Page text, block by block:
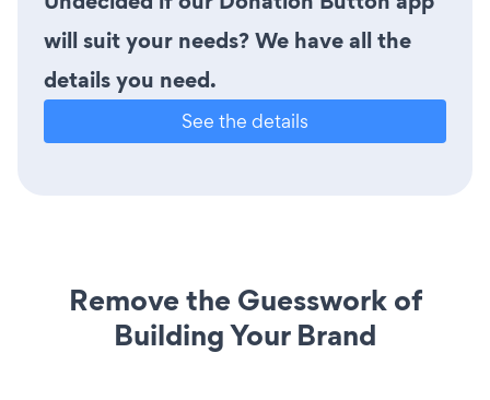
will suit your needs? We have all the
details you need.
See the details
Remove the Guesswork of
Building Your Brand